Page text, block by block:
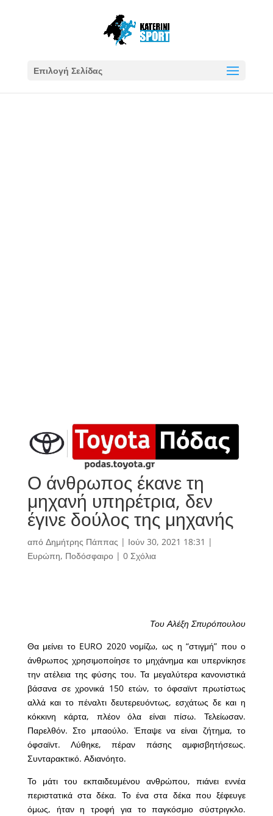
Επιλογή Σελίδας
Ο άνθρωπος έκανε τη
μηχανή υπηρέτρια, δεν
έγινε δούλος της μηχανής
από Δημήτρης Πάππας | Ιούν 30, 2021 18:31 |
Ευρώπη, Ποδόσφαιρο| 0 Σχόλια
Του Αλέξη Σπυρόπουλου
Θα μείνει το EURO 2020 νομίζω, ως η “στιγμή” που ο
άνθρωπος χρησιμοποίησε το μηχάνημα και υπερνίκησε
την ατέλεια της φύσης του. Τα μεγαλύτερα κανονιστικά
βάσανα σε χρονικά 150 ετών, το όφσαϊντ πρωτίστως
αλλά και το πέναλτι δευτερευόντως, εσχάτως δε και η
κόκκινη κάρτα, πλέον όλα είναι πίσω. Τελείωσαν.
Παρελθόν. Στο μπαούλο. Έπαψε να είναι ζήτημα, το
όφσαϊντ. Λύθηκε, πέραν πάσης αμφισβητήσεως.
Συνταρακτικό. Αδιανόητο.
Το μάτι του εκπαιδευμένου ανθρώπου, πιάνει εννέα
περιστατικά στα δέκα. Το ένα στα δέκα που ξέφευγε
όμως, ήταν η τροφή για το παγκόσμιο σύστριγκλο.